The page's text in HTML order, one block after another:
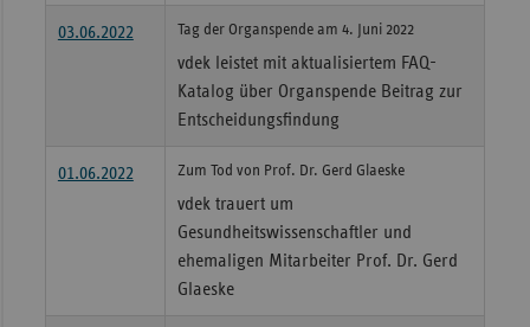
03.06.2022 Tag der Organspende am 4. Juni 2022
vdek leistet mit aktualisiertem FAQ-
Katalog über Organspende Beitrag zur
Entscheidungsfindung
01.06.2022 Zum Tod von Prof. Dr. Gerd Glaeske
vdek trauert um
Gesundheitswissenschaftler und
ehemaligen Mitarbeiter Prof. Dr. Gerd
Glaeske